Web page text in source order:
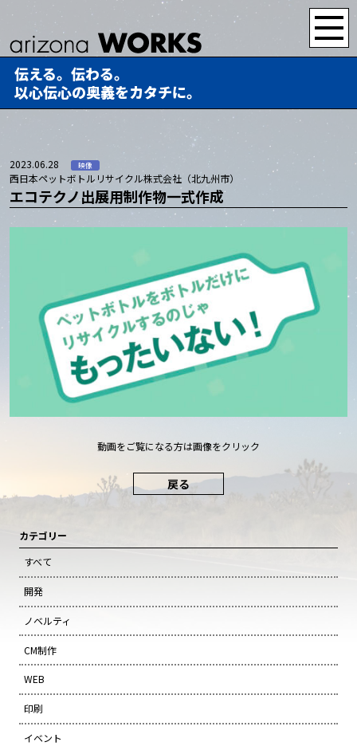
伝える。伝わる。
以心伝心の奥義をカタチに。
2023.06.28 映像
西日本ペットボトルリサイクル株式会社（北九州市）
エコテクノ出展用制作物一式作成
動画をご覧になる方は画像をクリック
戻る
カテゴリー
すべて
開発
ノベルティ
CM制作
WEB
印刷
イベント